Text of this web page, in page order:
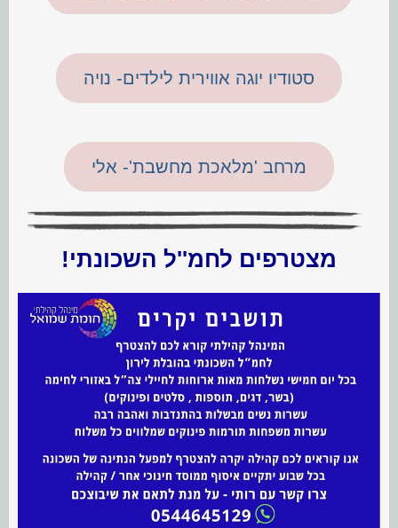
סטודיו יוגה אווירית לילדים- נויה
מרחב 'מלאכת מחשבת'- אלי
מצטרפים לחמ''ל השכונתי!